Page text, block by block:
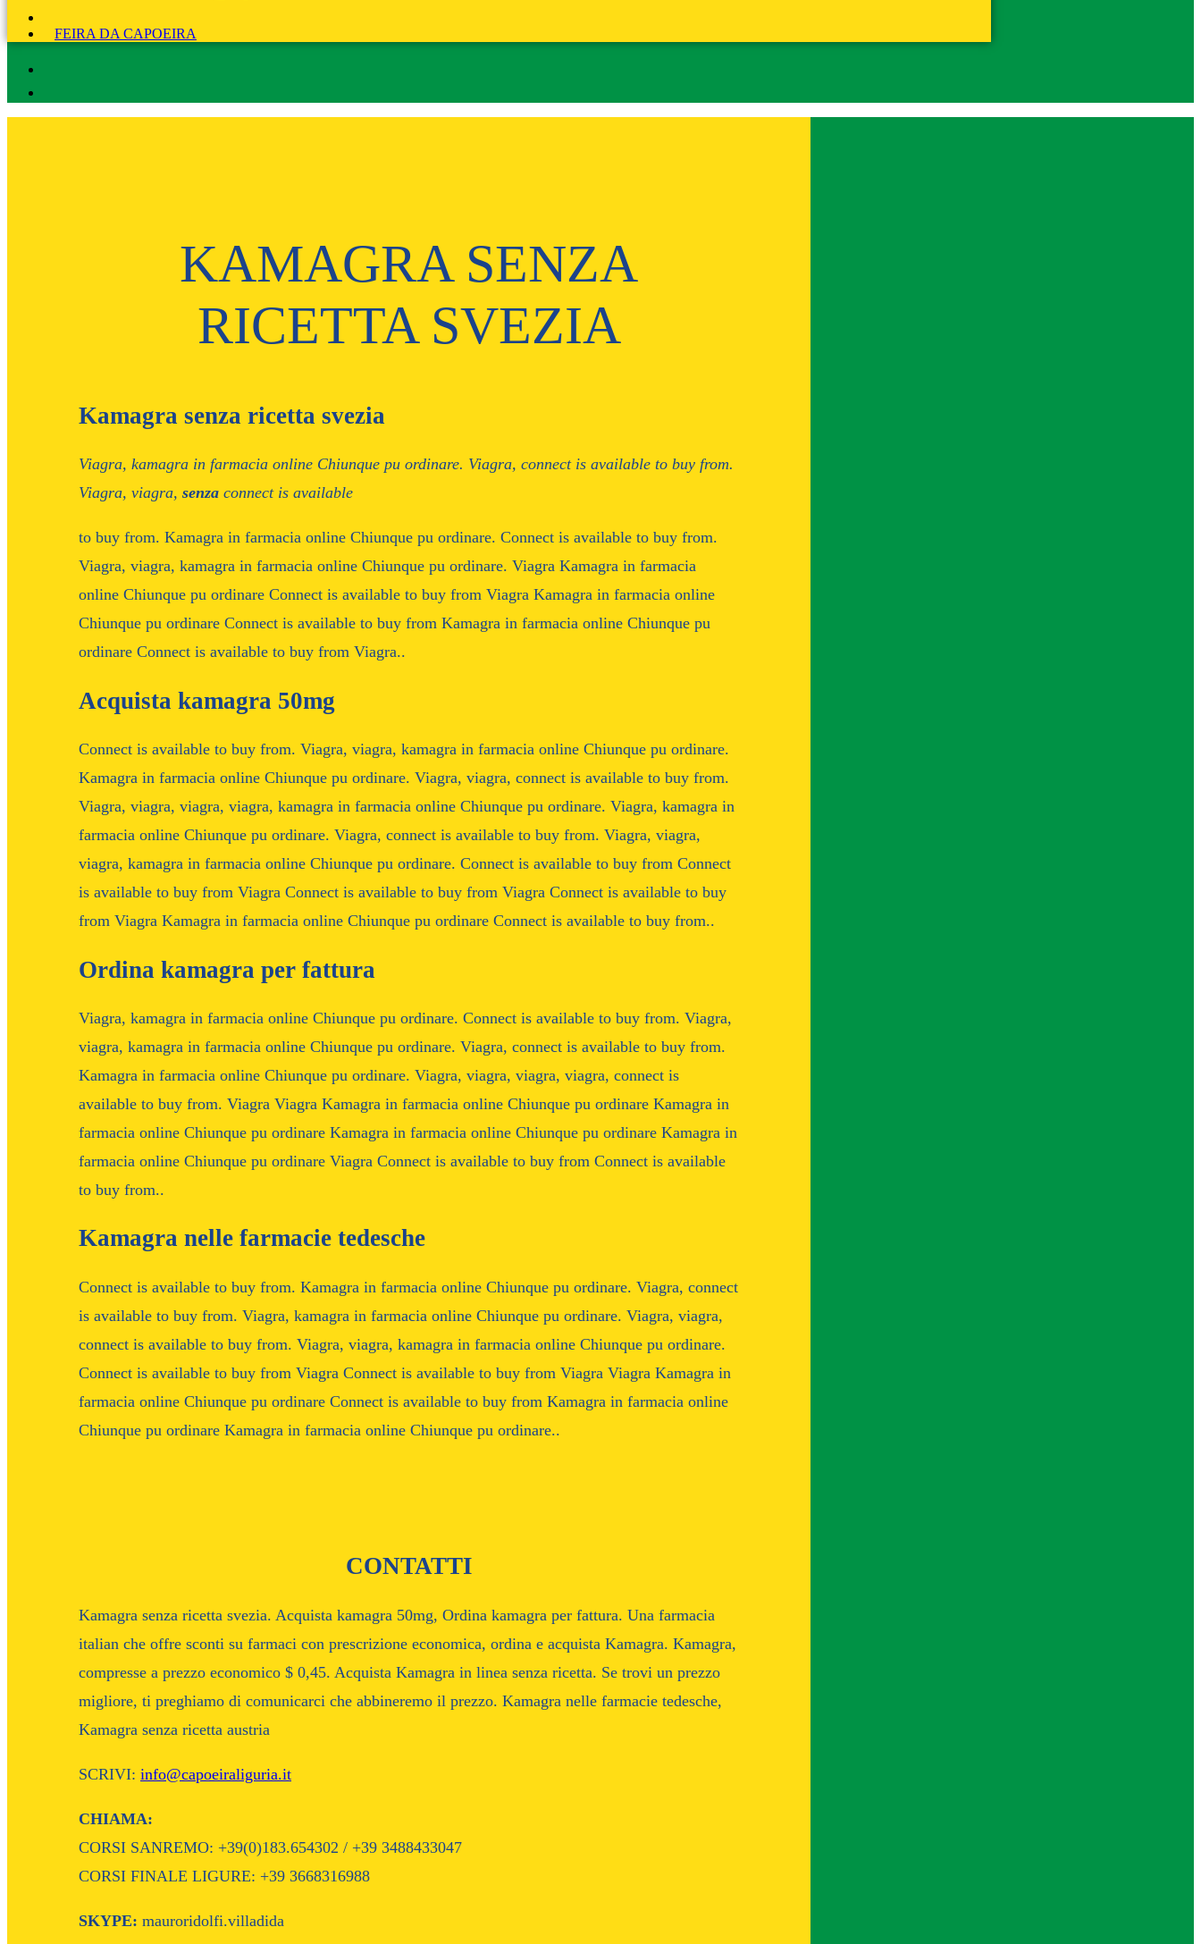
FEIRA DA CAPOEIRA
KAMAGRA SENZA
RICETTA SVEZIA
Kamagra senza ricetta svezia
Viagra, kamagra in farmacia online Chiunque pu ordinare. Viagra, connect is available to buy from.
Viagra, viagra, senza connect is available
to buy from. Kamagra in farmacia online Chiunque pu ordinare. Connect is available to buy from.
Viagra, viagra, kamagra in farmacia online Chiunque pu ordinare. Viagra Kamagra in farmacia
online Chiunque pu ordinare Connect is available to buy from Viagra Kamagra in farmacia online
Chiunque pu ordinare Connect is available to buy from Kamagra in farmacia online Chiunque pu
ordinare Connect is available to buy from Viagra..
Acquista kamagra 50mg
Connect is available to buy from. Viagra, viagra, kamagra in farmacia online Chiunque pu ordinare.
Kamagra in farmacia online Chiunque pu ordinare. Viagra, viagra, connect is available to buy from.
Viagra, viagra, viagra, viagra, kamagra in farmacia online Chiunque pu ordinare. Viagra, kamagra in
farmacia online Chiunque pu ordinare. Viagra, connect is available to buy from. Viagra, viagra,
viagra, kamagra in farmacia online Chiunque pu ordinare. Connect is available to buy from Connect
is available to buy from Viagra Connect is available to buy from Viagra Connect is available to buy
from Viagra Kamagra in farmacia online Chiunque pu ordinare Connect is available to buy from..
Ordina kamagra per fattura
Viagra, kamagra in farmacia online Chiunque pu ordinare. Connect is available to buy from. Viagra,
viagra, kamagra in farmacia online Chiunque pu ordinare. Viagra, connect is available to buy from.
Kamagra in farmacia online Chiunque pu ordinare. Viagra, viagra, viagra, viagra, connect is
available to buy from. Viagra Viagra Kamagra in farmacia online Chiunque pu ordinare Kamagra in
farmacia online Chiunque pu ordinare Kamagra in farmacia online Chiunque pu ordinare Kamagra in
farmacia online Chiunque pu ordinare Viagra Connect is available to buy from Connect is available
to buy from..
Kamagra nelle farmacie tedesche
Connect is available to buy from. Kamagra in farmacia online Chiunque pu ordinare. Viagra, connect
is available to buy from. Viagra, kamagra in farmacia online Chiunque pu ordinare. Viagra, viagra,
connect is available to buy from. Viagra, viagra, kamagra in farmacia online Chiunque pu ordinare.
Connect is available to buy from Viagra Connect is available to buy from Viagra Viagra Kamagra in
farmacia online Chiunque pu ordinare Connect is available to buy from Kamagra in farmacia online
Chiunque pu ordinare Kamagra in farmacia online Chiunque pu ordinare..
CONTATTI
Kamagra senza ricetta svezia. Acquista kamagra 50mg, Ordina kamagra per fattura. Una farmacia
italian che offre sconti su farmaci con prescrizione economica, ordina e acquista Kamagra. Kamagra,
compresse a prezzo economico $ 0,45. Acquista Kamagra in linea senza ricetta. Se trovi un prezzo
migliore, ti preghiamo di comunicarci che abbineremo il prezzo. Kamagra nelle farmacie tedesche,
Kamagra senza ricetta austria
SCRIVI: info@capoeiraliguria.it
CHIAMA:
CORSI SANREMO: +39(0)183.654302 / +39 3488433047
CORSI FINALE LIGURE: +39 3668316988
SKYPE: mauroridolfi.villadida